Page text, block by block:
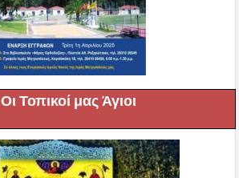
Οι Τοπικοί μας Άγιοι